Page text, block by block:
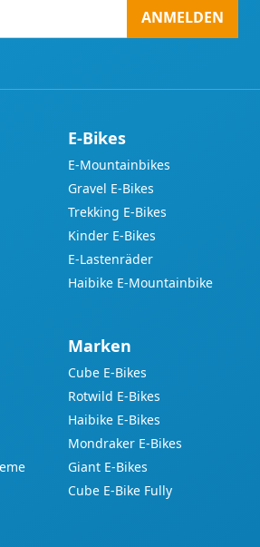
ANMELDEN
E-Bikes
E-Mountainbikes
Gravel E-Bikes
Trekking E-Bikes
Kinder E-Bikes
E-Lastenräder
Haibike E-Mountainbike
Marken
Cube E-Bikes
Rotwild E-Bikes
Haibike E-Bikes
Mondraker E-Bikes
Giant E-Bikes
Cube E-Bike Fully